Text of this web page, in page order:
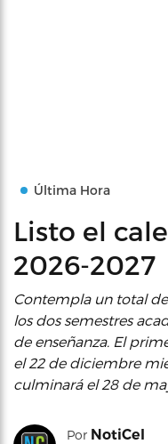
Última Hora
Listo el
2026-2027
Contempla un total
los dos semestres
de enseñanza. El
el 22 de diciembre
culminará el 28 de
Por NotiCel